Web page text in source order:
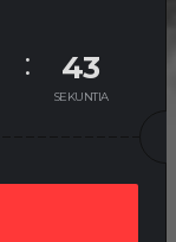
43
SEKUNTIA